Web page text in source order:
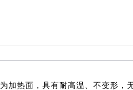
加热面，具有耐高温、不变形，